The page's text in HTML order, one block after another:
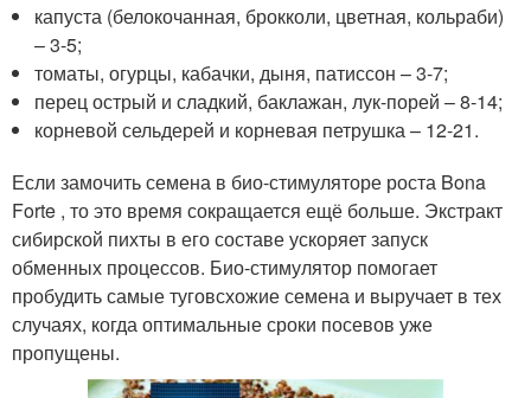
капуста (белокочанная, брокколи, цветная, кольраби)
– 3-5;
томаты, огурцы, кабачки, дыня, патиссон – 3-7;
перец острый и сладкий, баклажан, лук-порей – 8-14;
корневой сельдерей и корневая петрушка – 12-21.
Если замочить семена в био-стимуляторе роста Bona
Forte , то это время сокращается ещё больше. Экстракт
сибирской пихты в его составе ускоряет запуск
обменных процессов. Био-стимулятор помогает
пробудить самые туговсхожие семена и выручает в тех
случаях, когда оптимальные сроки посевов уже
пропущены.